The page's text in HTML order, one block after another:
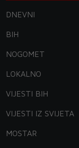
DNEVNI
BIH
NOGOMET
LOKALNO
VIJESTI BIH
VIJESTI IZ SVIJETA
MOSTAR